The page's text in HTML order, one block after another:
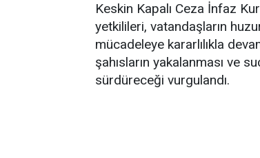
Keskin Kapalı Ceza İnfaz
yetkilileri, vatandaşların
mücadeleye kararlılıkla
şahısların yakalanması ve
sürdüreceği vurgulandı.